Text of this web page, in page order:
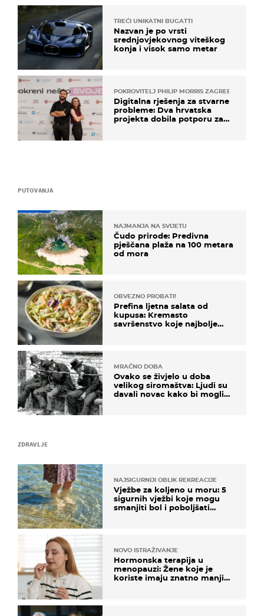
ZDRAVLJE
NAJSIGURNIJI OBLIK REKREACIJE
Vježbe za koljeno u moru: 5
sigurnih vježbi koje mogu
smanjiti bol i poboljšati
NOVO ISTRAŽIVANJE
Hormonska terapija u
menopauzi: Žene koje je
koriste imaju znatno manji
PUTOVANJA
NAJMANJA NA SVIJETU
Čudo prirode: Predivna
pješčana plaža na 100 metara
od mora
OBVEZNO PROBATI!
Prefina ljetna salata od
kupusa: Kremasto
savršenstvo koje najbolje
MRAČNO DOBA
Ovako se živjelo u doba
velikog siromaštva: Ljudi su
davali novac kako bi mogli
TREĆI UNIKATNI BUGATTI
Nazvan je po vrsti
srednjovjekovnog viteškog
konja i visok samo metar
POKROVITELJ PHILIP MORRIS ZAGREB
Digitalna rješenja za stvarne
probleme: Dva hrvatska
projekta dobila potporu za